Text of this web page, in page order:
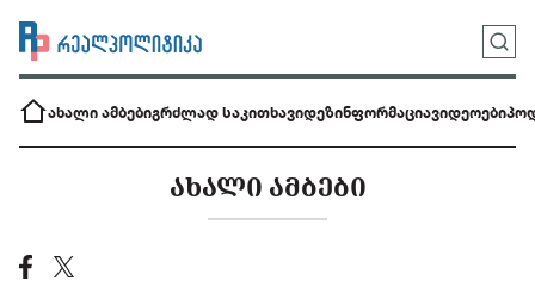
ახალი ამბებიგრძლად საკითხავიდეზინფორმაციავიდეოები
ᲐᲮᲐᲚᲘ ᲐᲛᲑᲔᲑᲘ